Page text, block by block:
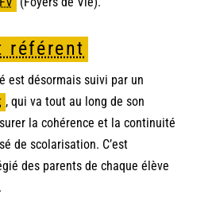
référent
est désormais suivi par un
,qui va tout au long de son
la cohérence et la continuité
de scolarisation. C’est
des parents de chaque élève